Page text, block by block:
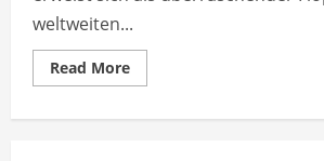
weltweiten...
Read MoreRead
more